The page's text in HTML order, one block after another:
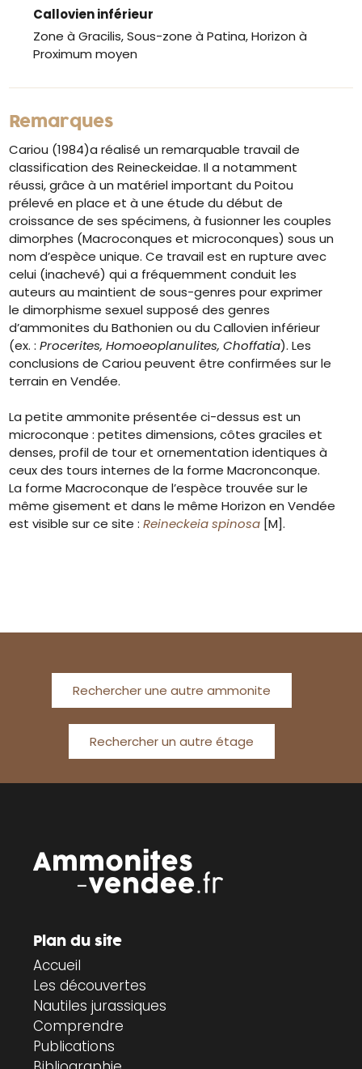
Callovien inférieur
Zone à Gracilis, Sous-zone à Patina, Horizon à
Proximum moyen
Remarques
Cariou (1984)a réalisé un remarquable travail de
classification des Reineckeidae. Il a notamment
réussi, grâce à un matériel important du Poitou
prélevé en place et à une étude du début de
croissance de ses spécimens, à fusionner les couples
dimorphes (Macroconques et microconques) sous un
nom d’espèce unique. Ce travail est en rupture avec
celui (inachevé) qui a fréquemment conduit les
auteurs au maintient de sous-genres pour exprimer
le dimorphisme sexuel supposé des genres
d’ammonites du Bathonien ou du Callovien inférieur
(ex. :Procerites, Homoeoplanulites, Choffatia). Les
conclusions de Cariou peuvent être confirmées sur le
terrain en Vendée.
La petite ammonite présentée ci-dessus est un
microconque : petites dimensions, côtes graciles et
denses, profil de tour et ornementation identiques à
ceux des tours internes de la forme Macronconque.
La forme Macroconque de l’espèce trouvée sur le
même gisement et dans le même Horizon en Vendée
est visible sur ce site :Reineckeia spinosa [M].
Rechercher une autre ammonite
Rechercher un autre étage
Plan du site
Accueil
Les découvertes
Nautiles jurassiques
Comprendre
Publications